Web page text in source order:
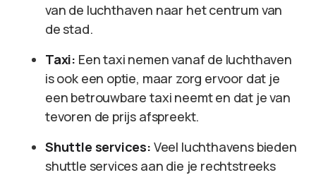
van de luchthaven naar het centrum van
de stad.
Taxi: Een taxi nemen vanaf de luchthaven
is ook een optie, maar zorg ervoor dat je
een betrouwbare taxi neemt en dat je van
tevoren de prijs afspreekt.
Shuttle services: Veel luchthavens bieden
shuttle services aan die je rechtstreeks